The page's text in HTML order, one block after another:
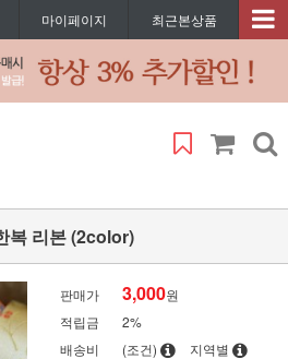
마이페이지 최근본상품
복 리본 (2color)
판매가 3,000원
적립금
2%
배송비
(조건)
지역별